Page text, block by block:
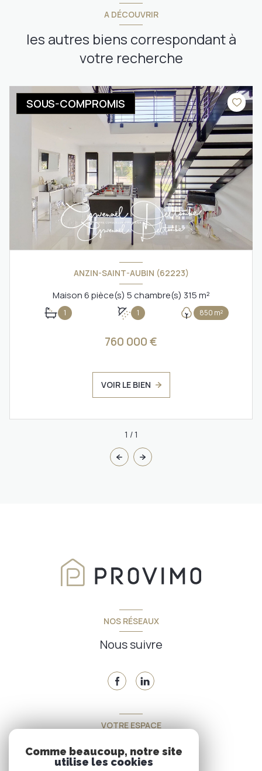
A DÉCOUVRIR
les autres biens correspondant à
votre recherche
SOUS-COMPROMIS
ANZIN-SAINT-AUBIN (62223)
Maison 6 pièce(s) 5 chambre(s) 315 m²
1 1 850 m²
760 000 €
VOIR LE BIEN
1 /1
NOS RÉSEAUX
Nous suivre
VOTRE ESPACE
Espace propriétaire
Comme beaucoup, notre site
utilise les cookies